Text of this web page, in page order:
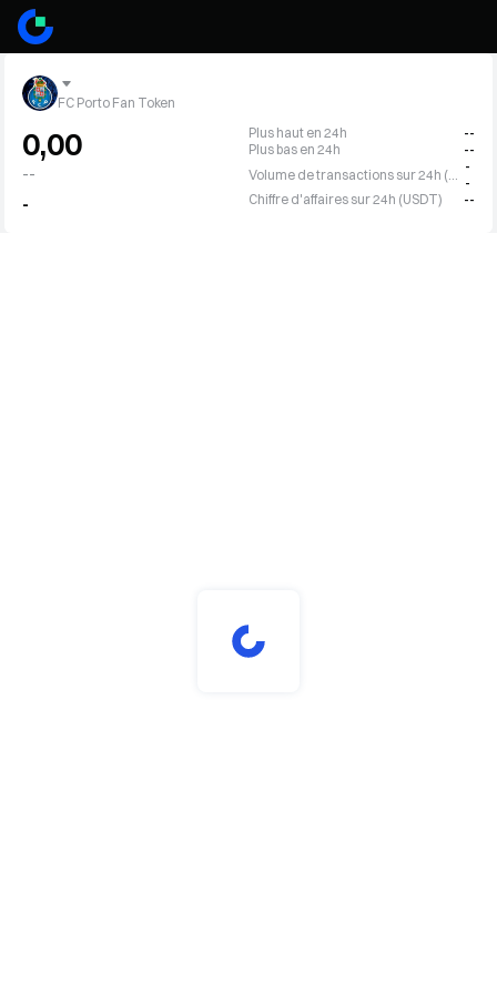
FC Porto Fan Token
0,00
--
-
Plus haut en 24h
--
Plus bas en 24h
--
-
-
Chiffre d'affaires sur 24h (USDT)
--